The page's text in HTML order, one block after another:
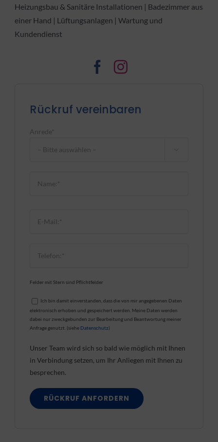
Heizungsbau & Sanitäre Installationen | Badezimmer aus
einer Hand | Lüftungsanlagen | Wartung und
Kundendienst
Rückruf vereinbaren
Anrede*
Felder mit Stern sind Pflichtfelder
Ich bin damit einverstanden, dass die von mir angegebenen Daten
elektronisch erhoben und gespeichert werden. Meine Daten werden
dabei nur zweckgebunden zur Bearbeitung und Beantwortung meiner
Anfrage genutzt. (siehe Datenschutz)
Unser Team wird sich so bald wie möglich mit Ihnen
in Verbindung setzen, um Ihr Anliegen mit Ihnen zu
besprechen.